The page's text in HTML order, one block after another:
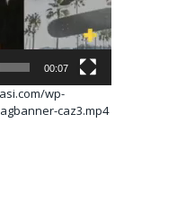
00:07
wp-
caz3.mp4